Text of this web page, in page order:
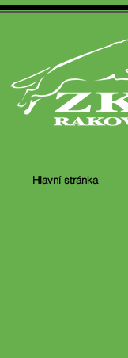
Hlavní stránka